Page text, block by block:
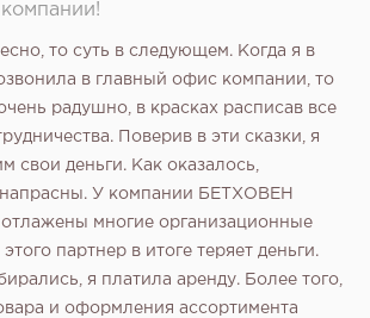
то суть в следующем. Когда я в
в главный офис компании, то
радушно, в красках расписав все
Поверив в эти сказки, я
свои деньги. Как оказалось,
У компании БЕТХОВЕН
многие организационные
партнер в итоге теряет деньги.
я платила аренду. Более того,
и оформления ассортимента